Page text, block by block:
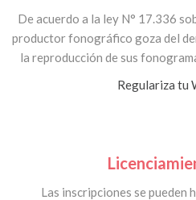
De acuerdo a la ley N° 17.336
productor fonográfico goza del
la reproducción de sus
Regulariza tu
Las inscripciones se pueden